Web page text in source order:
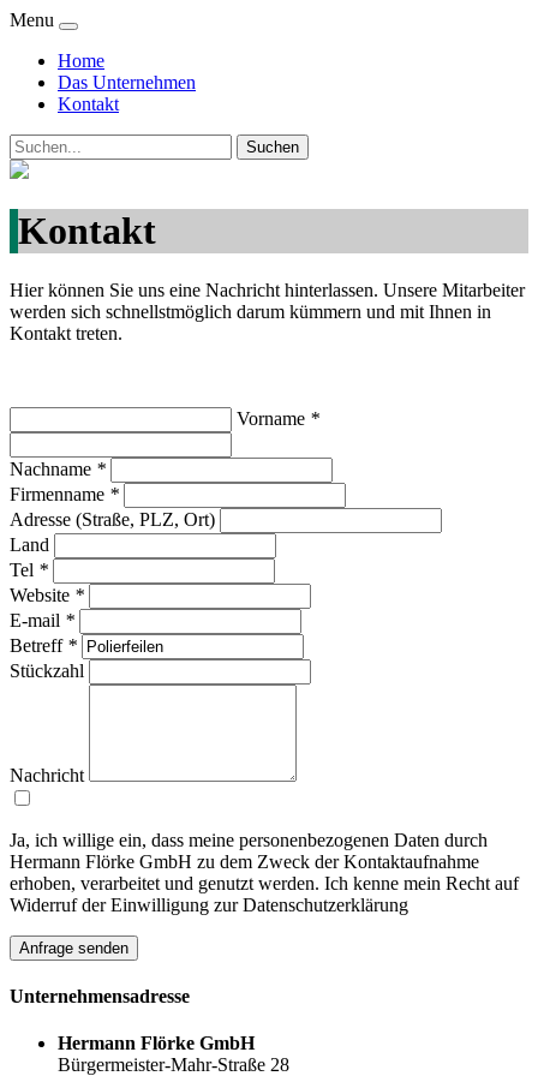
Menu
Home
Das Unternehmen
Kontakt
Kontakt
Hier können Sie uns eine Nachricht hinterlassen. Unsere Mitarbeiter
werden sich schnellstmöglich darum kümmern und mit Ihnen in
Kontakt treten.
Vorname *
Nachname *
Firmenname *
Adresse (Straße, PLZ, Ort)
Land
Tel *
Website *
E-mail *
Betreff *
Stückzahl
Nachricht
Ja, ich willige ein, dass meine personenbezogenen Daten durch
Hermann Flörke GmbH zu dem Zweck der Kontaktaufnahme
erhoben, verarbeitet und genutzt werden. Ich kenne mein Recht auf
Widerruf der Einwilligung zur Datenschutzerklärung
Anfrage senden
Unternehmensadresse
Hermann Flörke GmbH
Bürgermeister-Mahr-Straße 28